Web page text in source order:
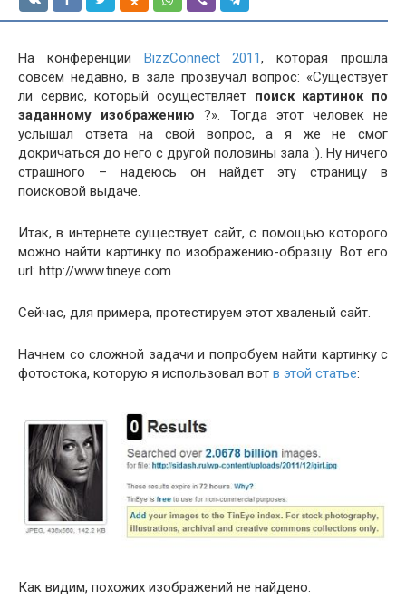
На конференции BizzConnect 2011, которая прошла
совсем недавно, в зале прозвучал вопрос: «Существует
ли сервис, который осуществляет поиск картинок по
заданному изображению?». Тогда этот человек не
услышал ответа на свой вопрос, а я же не смог
докричаться до него с другой половины зала :). Ну ничего
страшного – надеюсь он найдет эту страницу в
поисковой выдаче.
Итак, в интернете существует сайт, с помощью которого
можно найти картинку по изображению-образцу. Вот его
url: http://www.tineye.com
Сейчас, для примера, протестируем этот хваленый сайт.
Начнем со сложной задачи и попробуем найти картинку с
фотостока, которую я использовал вот в этой статье:
Как видим, похожих изображений не найдено.